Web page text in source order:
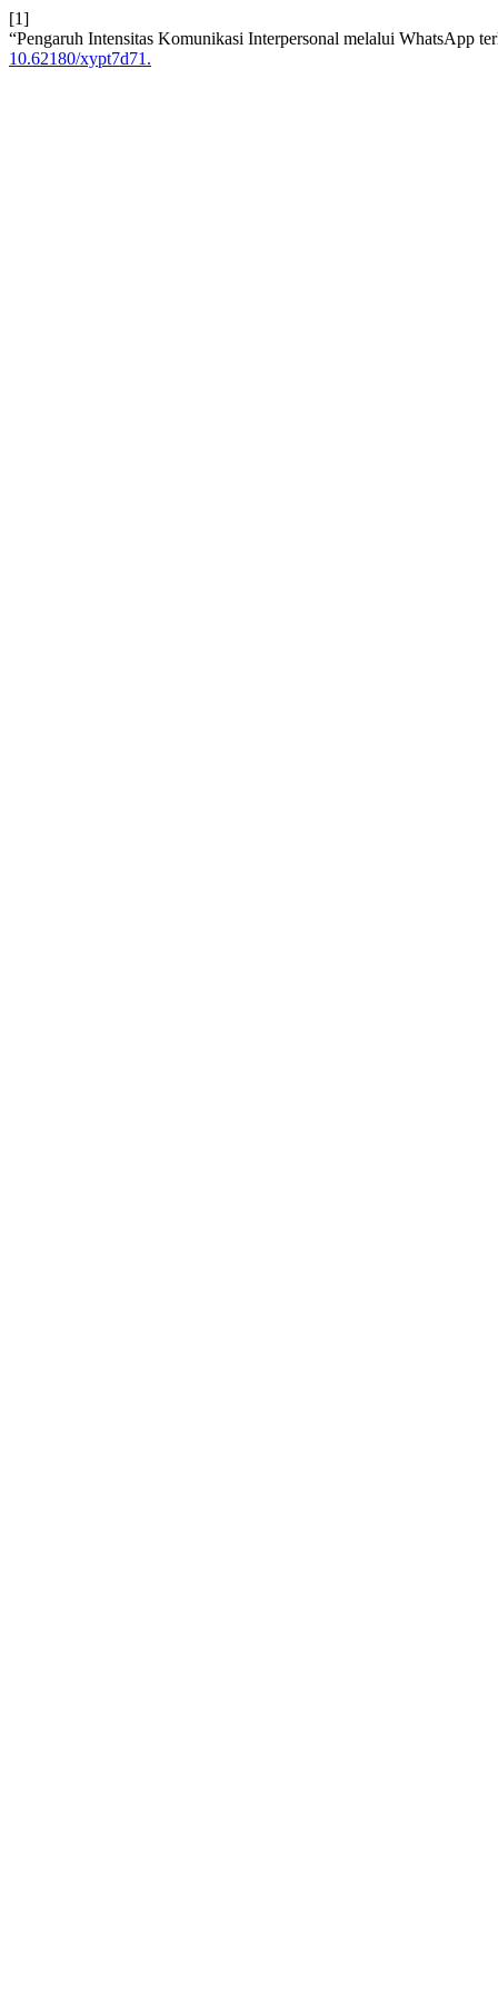
[1]
“Pengaruh Intensitas Komunikasi Interpersonal melalui WhatsApp
10.62180/xypt7d71.